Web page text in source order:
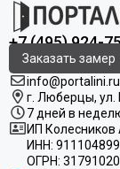
+7 (495) 924-
Заказать замер
info@portalini.ru
г. Люберцы, ул.
7 дней в
ИП Колесников
ИНН:
ОГРН: